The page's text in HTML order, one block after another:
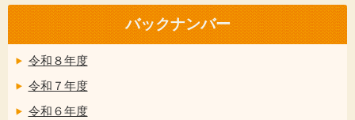
バックナンバー
令和８年度
令和７年度
令和６年度